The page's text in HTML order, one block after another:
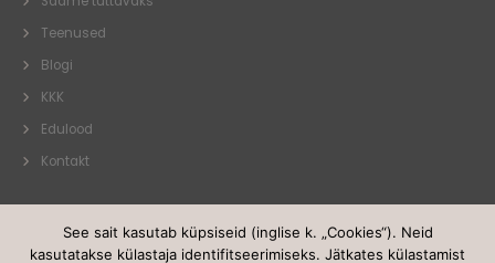
Teenused
Blogi
KKK
Edulood
Kontakt
See sait kasutab küpsiseid (inglise k. „Cookies“). Neid
kasutatakse külastaja identifitseerimiseks. Jätkates külastamist